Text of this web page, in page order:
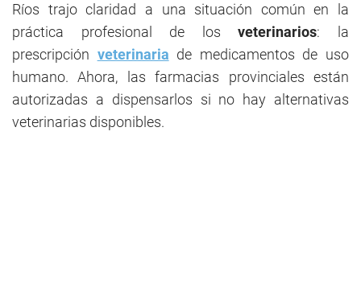
Ríos trajo claridad a una situación común en la
práctica profesional de losveterinarios: la
prescripción veterinaria de medicamentos de uso
humano. Ahora, las farmacias provinciales están
autorizadas a dispensarlos si no hay alternativas
veterinarias disponibles.